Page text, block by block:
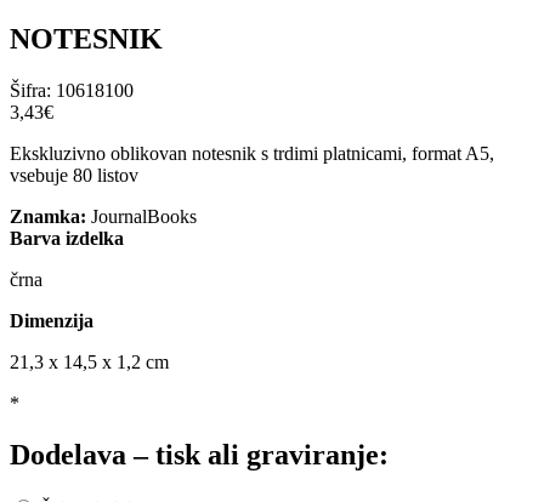
NOTESNIK
Šifra: 10618100
3,43‎€
Ekskluzivno oblikovan notesnik s trdimi platnicami, format A5,
vsebuje 80 listov
Znamka: JournalBooks
Barva izdelka
črna
Dimenzija
21,3 x 14,5 x 1,2 cm
*
Dodelava – tisk ali graviranje: